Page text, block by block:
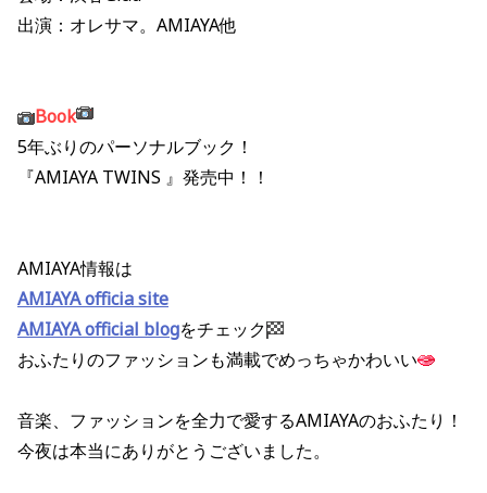
出演：オレサマ。AMIAYA他
Book
5年ぶりのパーソナルブック！
『AMIAYA TWINS 』発売中！！
AMIAYA情報は
AMIAYA officia site
AMIAYA official blogをチェック
おふたりのファッションも満載でめっちゃかわいい
音楽、ファッションを全力で愛するAMIAYAのおふたり！
今夜は本当にありがとうございました。